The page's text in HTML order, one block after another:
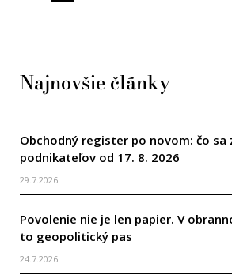
Najnovšie články
Obchodný register po novom: čo sa
podnikateľov od 17. 8. 2026
29.7.2026
Povolenie nie je len papier. V
to geopolitický pas
24.7.2026